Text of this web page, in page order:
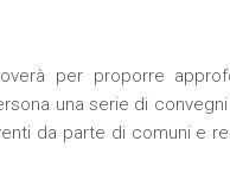
per proporre
una serie di
da parte di comuni e